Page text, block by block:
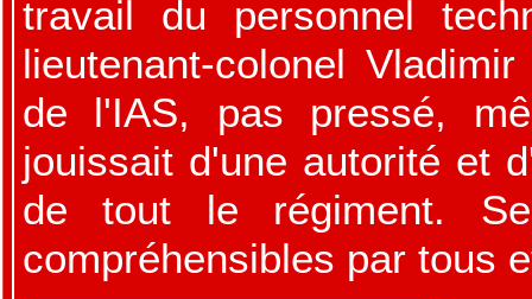
travail du personnel
lieutenant-colonel
de l'IAS, pas pressé,
jouissait d'une autorité et
de tout le régiment.
compréhensibles par tous